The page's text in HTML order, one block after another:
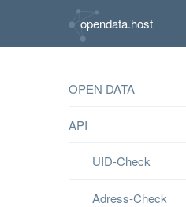
opendata.host
OPEN DATA
API
UID-Check
Adress-Check